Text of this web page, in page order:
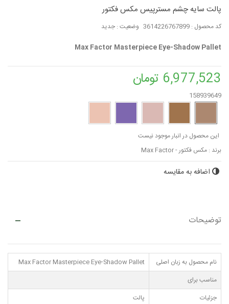
پالت سایه چشم مسترپیس مکس فکتور
کد محصول : 3614226767899 وضعیت : جدید
Max Factor Masterpiece Eye-Shadow Pallet
6,977,523 تومان
158939649
این محصول در انبار موجود نیست
برند : مکس فکتور - Max Factor
اضافه به مقایسه
توضیحات
نام محصول به زبان اصلی
Max Factor Masterpiece Eye-Shadow Pallet
مناسب برای
جزئیات
پالت